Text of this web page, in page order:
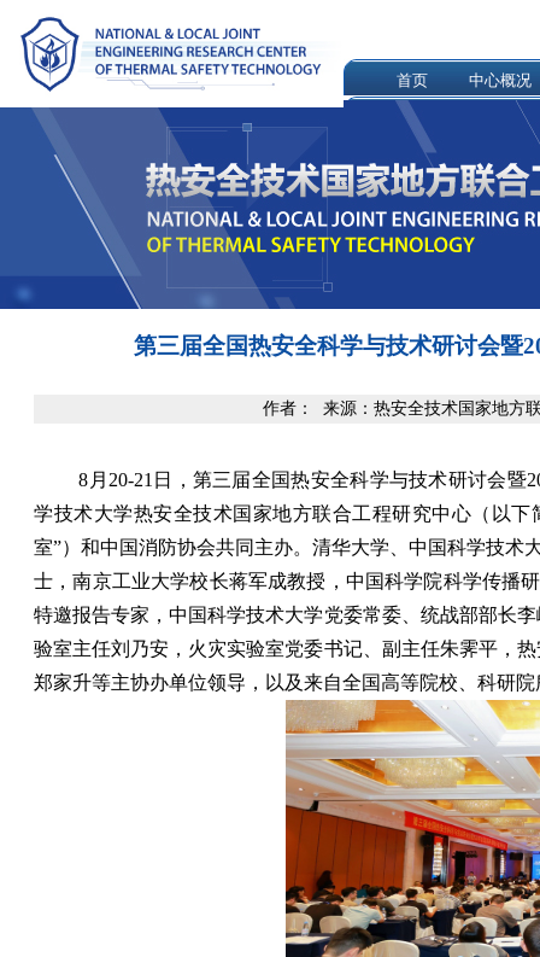
首页 中心概况
第三届全国热安全科学与技术研讨会暨
作者： 来源：热安全技术国家地方
8 月 20-21 日， 第三届全国热安全科学与技术研讨会暨
学技术大学热安全技术国家地方联合工程研究中心（以
室”）和中国消防协会共同主办。清华大学、中国科学技术
士，南京工业大学校长蒋军成教授，中国科学院科学传播
特邀报告专家，中国科学技术大学党委常委、统战部部长
验室主任刘乃安，火灾实验室党委书记、副主任朱霁平，
郑家升等主协办单位领导，以及来自全国高等院校、科研